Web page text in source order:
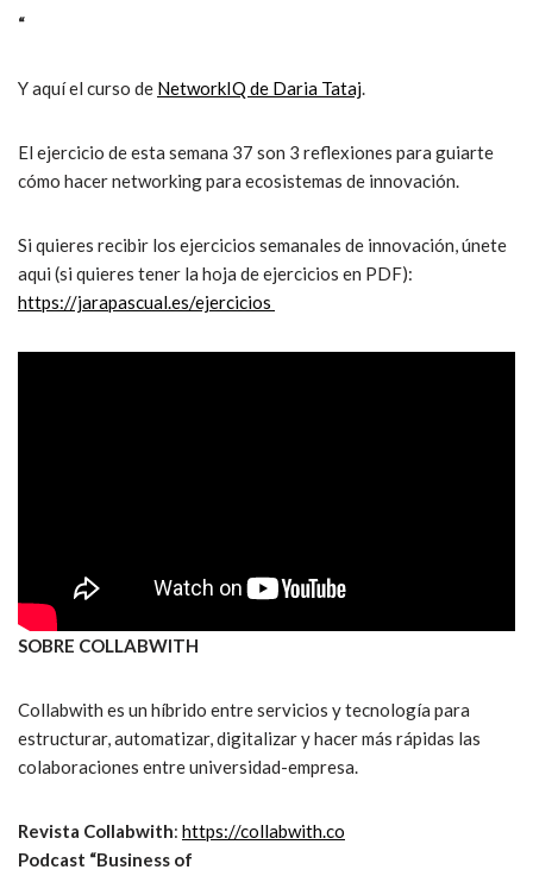
“
Y aquí el curso de NetworkIQ de Daria Tataj.
El ejercicio de esta semana 37 son 3 reflexiones para guiarte
cómo hacer networking para ecosistemas de innovación.
Si quieres recibir los ejercicios semanales de innovación, únete
aqui (si quieres tener la hoja de ejercicios en PDF):
https://jarapascual.es/ejercicios
SOBRE COLLABWITH
Collabwith es un híbrido entre servicios y tecnología para
estructurar, automatizar, digitalizar y hacer más rápidas las
colaboraciones entre universidad-empresa.
Revista Collabwith: https://collabwith.co
Podcast “Business of